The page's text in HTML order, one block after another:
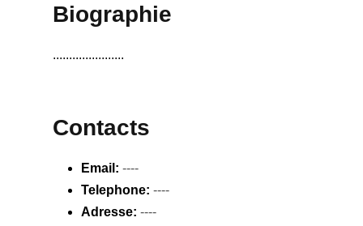
Biographie
......................
Contacts
Email: ----
Telephone: ----
Adresse: ----